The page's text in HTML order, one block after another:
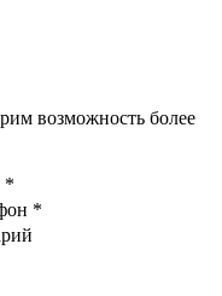
возможность более
*
*